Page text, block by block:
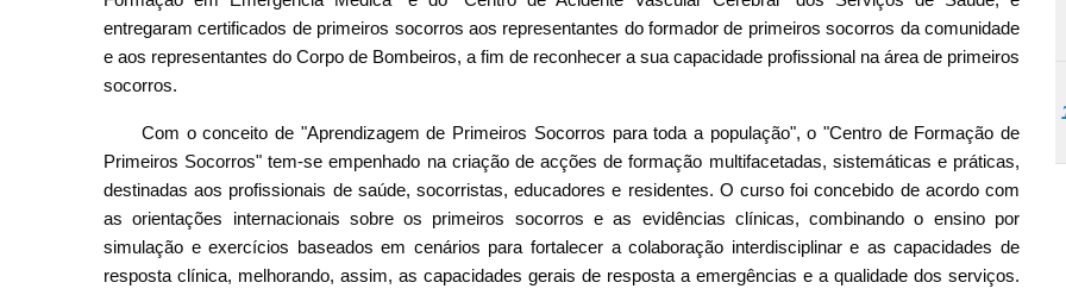
entregaram certificados de primeiros socorros aos representantes do formador de primeiros socorros da comunidade
e aos representantes do Corpo de Bombeiros, a fim de reconhecer a sua capacidade profissional na área de primeiros
socorros.
Com o conceito de "Aprendizagem de Primeiros Socorros para toda a população", o "Centro de Formação de
Primeiros Socorros" tem-se empenhado na criação de acções de formação multifacetadas, sistemáticas e práticas,
destinadas aos profissionais de saúde, socorristas, educadores e residentes. O curso foi concebido de acordo com
as orientações internacionais sobre os primeiros socorros e as evidências clínicas, combinando o ensino por
simulação e exercícios baseados em cenários para fortalecer a colaboração interdisciplinar e as capacidades de
resposta clínica, melhorando, assim, as capacidades gerais de resposta a emergências e a qualidade dos serviços.